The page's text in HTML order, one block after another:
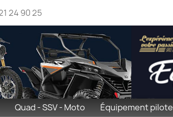
24 90 25
Quad - SSV - Moto Équipement pilote